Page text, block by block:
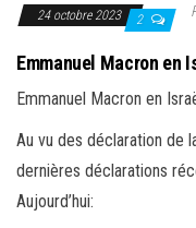
24 octobre 2023 2
Emmanuel Macron en
Emmanuel Macron en
Au vu des déclaration de
dernières déclarations
Aujourd’hui: